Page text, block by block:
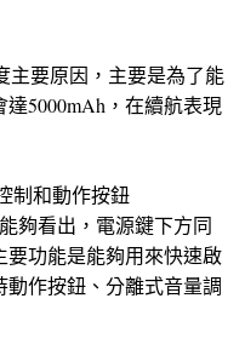
主要原因，主要是為了能
5000mAh，在續航表現
制和動作按鈕
夠看出，電源鍵下方同
功能是能夠用來快速啟
作按鈕、分離式音量調